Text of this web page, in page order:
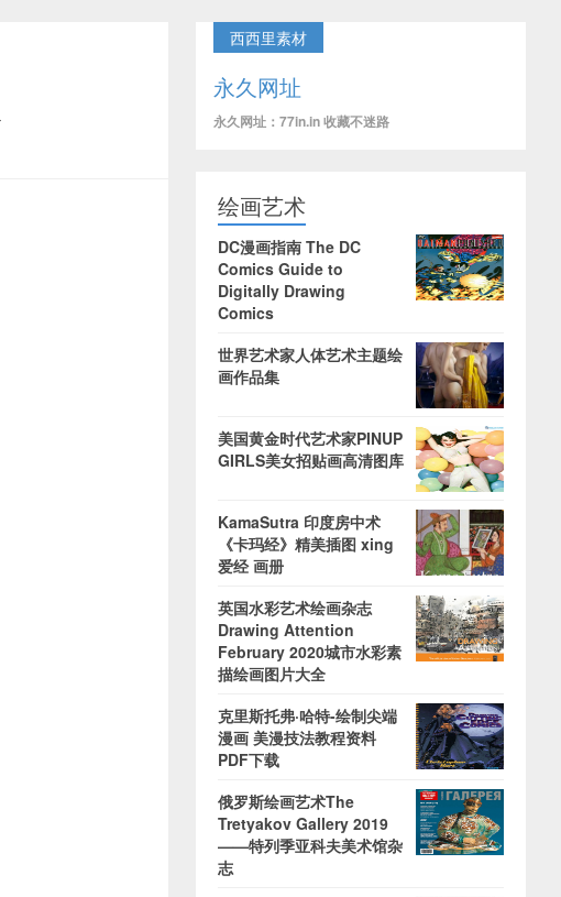
西西里素材
永久网址
永久网址：77in.in 收藏不迷路
绘画艺术
DC漫画指南 The DC
Comics Guide to
Digitally Drawing
Comics
世界艺术家人体艺术主题绘
画作品集
美国黄金时代艺术家PINUP
GIRLS美女招贴画高清图库
KamaSutra 印度房中术
《卡玛经》精美插图 xing
爱经 画册
英国水彩艺术绘画杂志
Drawing Attention
February 2020城市水彩素
描绘画图片大全
克里斯托弗·哈特-绘制尖端
漫画 美漫技法教程资料
PDF下载
俄罗斯绘画艺术The
Tretyakov Gallery 2019
——特列季亚科夫美术馆杂
志